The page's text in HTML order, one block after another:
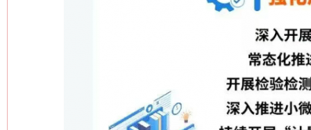
谢